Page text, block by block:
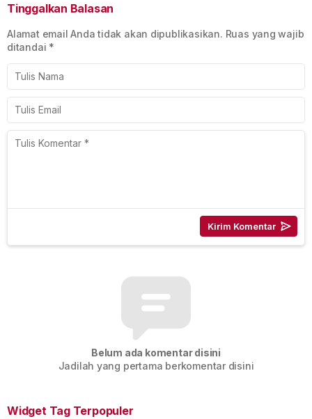
Tinggalkan Balasan
Alamat email Anda tidak akan dipublikasikan. Ruas yang wajib
ditandai *
Belum ada komentar disini
Jadilah yang pertama berkomentar disini
Widget Tag Terpopuler